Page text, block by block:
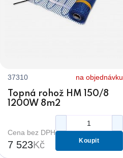
37310 na objednávku
Topná rohož HM 150/8
1200W 8m2
Cena bez DPH
7 523Kč Koupit